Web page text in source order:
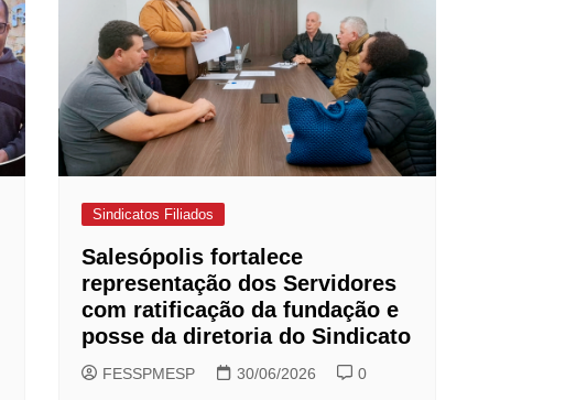
Sindicatos Filiados
Salesópolis fortalece
representação dos Servidores
com ratificação da fundação e
posse da diretoria do Sindicato
FESSPMESP 30/06/2026 0